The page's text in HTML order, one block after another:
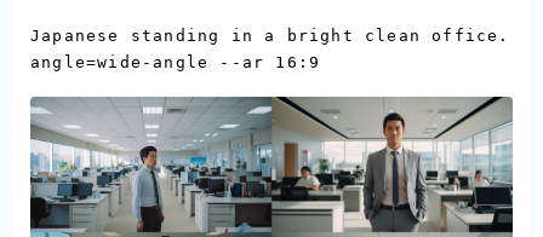
Japanese standing in a bright clean office.
angle=wide-angle --ar 16:9